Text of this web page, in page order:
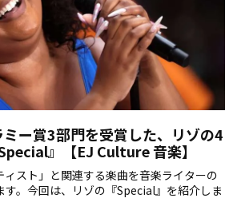
ー賞3部門を受賞した、リゾの4
』【EJ Culture 音楽】
ィスト」と関連する楽曲を音楽ライターの
。今回は、リゾの『Special』を紹介しま